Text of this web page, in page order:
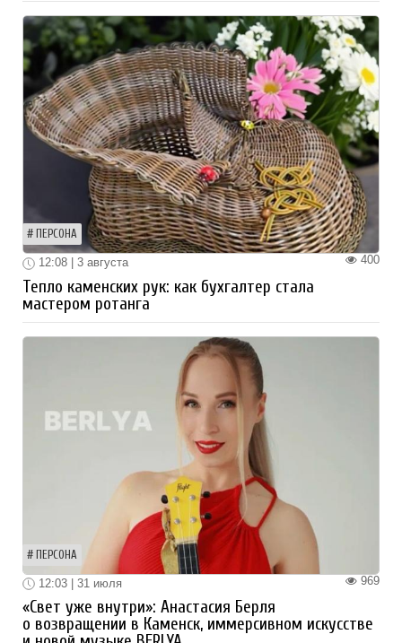
ПЕРСОНА
400
12:08 | 3 августа
Тепло каменских рук: как бухгалтер стала
мастером ротанга
ПЕРСОНА
969
12:03 | 31 июля
«Свет уже внутри»: Анастасия Берля
о возвращении в Каменск, иммерсивном искусстве